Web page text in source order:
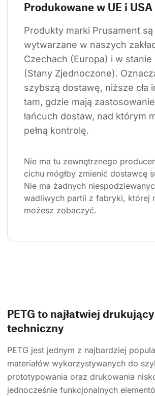
Produkowane w UE i USA
Produkty marki Prusament są
wytwarzane w naszych
Czechach (Europa) i w stanie
(Stany Zjednoczone).
szybszą dostawę, niższe cła
tam, gdzie mają
łańcuch dostaw, nad którym
pełną kontrolę.
Nie ma tu zewnętrznego
cichu mógłby zmienić dostawcę
Nie ma żadnych
wadliwych partii z fabryki, której
możesz zobaczyć.
PETG to najłatwiej
techniczny
PETG jest jednym z najbardziej
materiałów wykorzystywanych do
prototypowania oraz drukowania
jednocześnie funkcjonalnych